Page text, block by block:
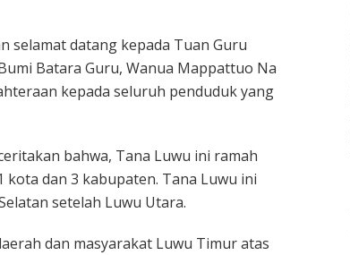
selamat datang kepada Tuan Guru
Batara Guru, Wanua Mappattuo Na
kepada seluruh penduduk yang
bahwa, Tana Luwu ini ramah
kota dan 3 kabupaten. Tana Luwu ini
setelah Luwu Utara.
dan masyarakat Luwu Timur atas